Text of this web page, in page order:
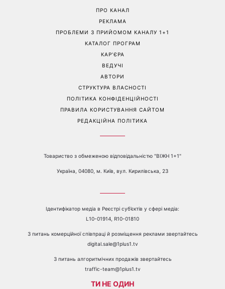
ПРО КАНАЛ
РЕКЛАМА
ПРОБЛЕМИ З ПРИЙОМОМ КАНАЛУ 1+1
КАТАЛОГ ПРОГРАМ
КАР’ЄРА
ВЕДУЧІ
АВТОРИ
СТРУКТУРА ВЛАСНОСТІ
ПОЛІТИКА КОНФІДЕНЦІЙНОСТІ
ПРАВИЛА КОРИСТУВАННЯ САЙТОМ
РЕДАКЦІЙНА ПОЛІТИКА
Товариство з обмеженою відповідальністю "ВІЖН 1+1"
Україна, 04080, м. Київ, вул. Кирилівська, 23
Ідентифікатор медіа в Реєстрі суб’єктів у сфері медіа:
L10-01914, R10-01810
З питань комерційної співпраці й розміщення реклами звертайтесь
digital.sale@1plus1.tv
З питань алгоритмічних продажів звертайтесь
traffic-team@1plus1.tv
ТИ НЕ ОДИН